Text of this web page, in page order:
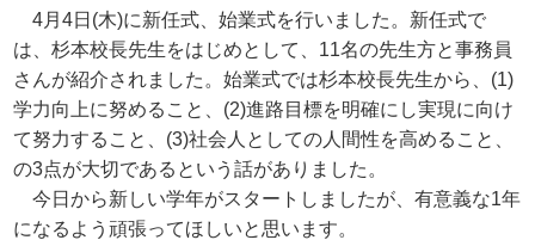
4月4日(木)に新任式、始業式を行いました。新任式で
は、杉本校長先生をはじめとして、11名の先生方と事務員
さんが紹介されました。始業式では杉本校長先生から、(1)
学力向上に努めること、(2)進路目標を明確にし実現に向け
て努力すること、(3)社会人としての人間性を高めること、
の3点が大切であるという話がありました。
今日から新しい学年がスタートしましたが、有意義な1年
になるよう頑張ってほしいと思います。